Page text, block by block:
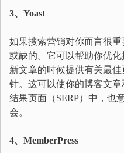
3、Yoast
如果搜索营销对你而言很重
或缺的。它可以帮助你优
新文章的时候提供有关最
针。这可以使你的博客文
结果页面（SERP）中，也
会。
4、MemberPress